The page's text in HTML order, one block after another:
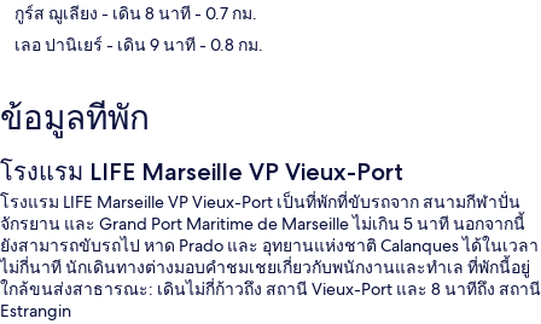
กูร์ส ฌูเลียง - เดิน 8 นาที- 0.7 กม.
เลอ ปานิเยร์ - เดิน 9 นาที- 0.8 กม.
ข้อมูลที่พัก
โรงแรม LIFE Marseille VP Vieux-Port
โรงแรม LIFE Marseille VP Vieux-Port เป็นที่พักที่ขับรถจาก สนามกีฬาปั่น
จักรยาน และ Grand Port Maritime de Marseille ไม่เกิน 5 นาที นอกจากนี้
ยังสามารถขับรถไป หาด Prado และ อุทยานแห่งชาติ Calanques ได้ในเวลา
ไม่กี่นาที นักเดินทางต่างมอบคำชมเชยเกี่ยวกับพนักงานและทำเล ที่พักนี้อยู่
ใกล้ขนส่งสาธารณะ: เดินไม่กี่ก้าวถึง สถานี Vieux-Port และ 8 นาทีถึง สถานี
Estrangin